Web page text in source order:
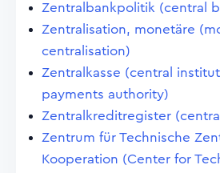
Zentralbankpolitik (central
Zentralisation, monetäre
centralisation)
Zentralkasse (central
payments authority)
Zentralkreditregister
Zentrum für Technische
Kooperation (Center for